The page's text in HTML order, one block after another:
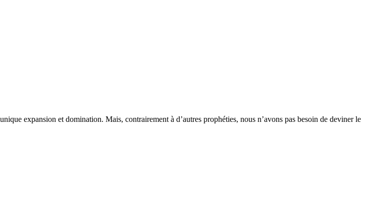
expansion et domination. Mais, contrairement à d’autres prophéties, nous n’avons pas besoin de deviner le